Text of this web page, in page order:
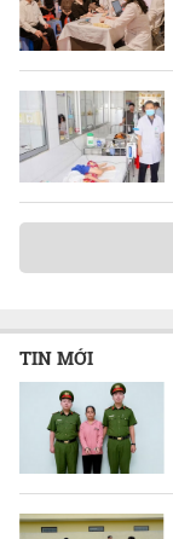
TIN MỚI